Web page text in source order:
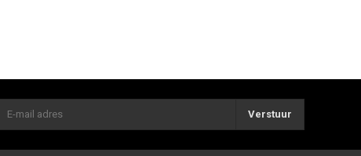
Verstuur